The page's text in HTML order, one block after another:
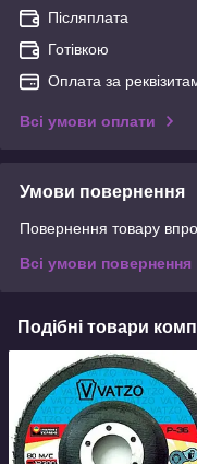
Післяплата
Готівкою
Оплата за
Всі умови оплати
Умови повернення
Повернення товару
Всі умови повернення
Подібні товари